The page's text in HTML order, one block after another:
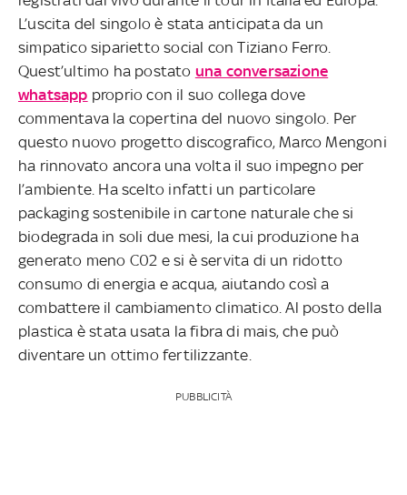
L’uscita del singolo è stata anticipata da un
simpatico siparietto social con Tiziano Ferro.
Quest’ultimo ha postato una conversazione
whatsapp proprio con il suo collega dove
commentava la copertina del nuovo singolo. Per
questo nuovo progetto discografico, Marco Mengoni
ha rinnovato ancora una volta il suo impegno per
l’ambiente. Ha scelto infatti un particolare
packaging sostenibile in cartone naturale che si
biodegrada in soli due mesi, la cui produzione ha
generato meno C02 e si è servita di un ridotto
consumo di energia e acqua, aiutando così a
combattere il cambiamento climatico. Al posto della
plastica è stata usata la fibra di mais, che può
diventare un ottimo fertilizzante.
PUBBLICITÀ